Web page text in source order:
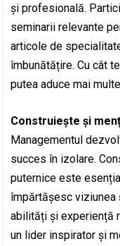
și profesională.
seminarii relevante
articole de
îmbunătățire. Cu cât
putea aduce mai
Construiește și
Managementul
succes în izolare.
puternice este
împărtășesc viziunea
abilități și experiență
un lider inspirator și